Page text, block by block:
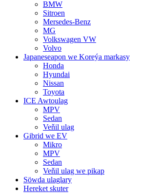
BMW
Sitroen
Mersedes-Benz
MG
Volkswagen VW
Volvo
Japaneseapon we Koreýa markasy
Honda
Hyundai
Nissan
Toyota
ICE Awtoulag
MPV
Sedan
Veňil ulag
Gibrid we EV
Mikro
MPV
Sedan
Veňil ulag we pikap
Söwda ulaglary
Hereket skuter